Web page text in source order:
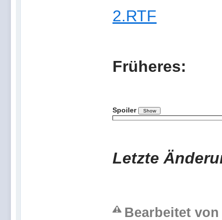
2.RTF
Früheres:
Spoiler
Letzte
Bearbeitet von